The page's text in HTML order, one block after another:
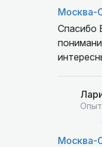
Москва-
Спасибо
Москва-